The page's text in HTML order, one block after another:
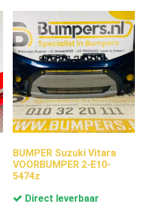
BUMPER Suzuki Vitara
VOORBUMPER 2-E10-
5474z
Direct leverbaar